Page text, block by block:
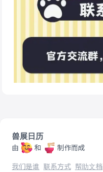
兽展日历
由 和 制作而成
我们是谁 联系方式 帮助文档